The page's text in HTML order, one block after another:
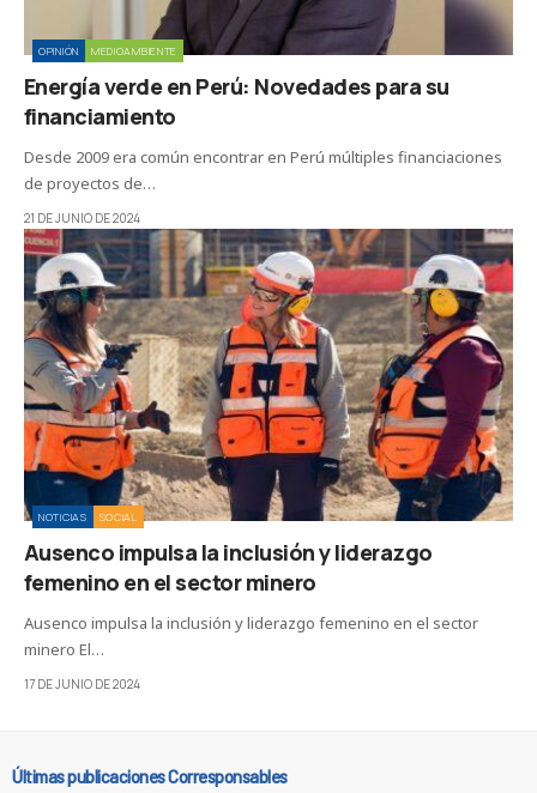
OPINIÓN MEDIOAMBIENTE
Energía verde en Perú: Novedades para su
financiamiento
Desde 2009 era común encontrar en Perú múltiples financiaciones
de proyectos de…
21 DE JUNIO DE 2024
NOTICIAS SOCIAL
Ausenco impulsa la inclusión y liderazgo
femenino en el sector minero
Ausenco impulsa la inclusión y liderazgo femenino en el sector
minero El…
17 DE JUNIO DE 2024
Últimas publicaciones Corresponsables